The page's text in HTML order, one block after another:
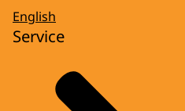
English
Service